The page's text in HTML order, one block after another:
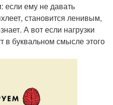
ему не давать
становится ленивым,
А вот если нагрузки
в буквальном смысле этого